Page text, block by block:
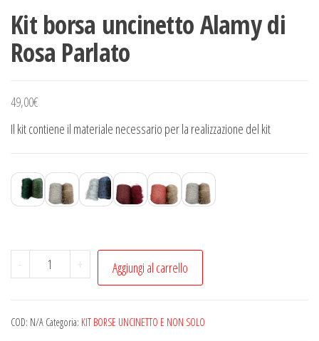
Kit borsa uncinetto Alamy di
Rosa Parlato
49,00€
Il kit contiene il materiale necessario per la realizzazione del kit
-
borsa
Alamy
+ Aggiungi al carrello
COD: N/A Categoria: KIT BORSE UNCINETTO E NON SOLO